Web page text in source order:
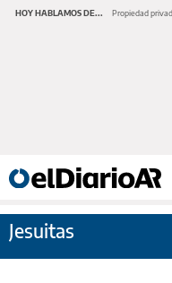
HOY HABLAMOS DE... Propiedad
Jesuitas